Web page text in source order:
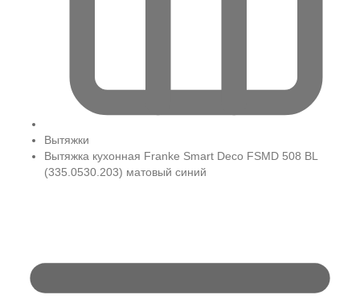
Вытяжки
Вытяжка кухонная Franke Smart Deco FSMD 508 BL
(335.0530.203) матовый синий